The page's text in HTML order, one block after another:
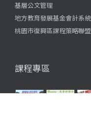
基層公文管理
地方教育發展基金會計系統
桃園市復興區課程策略聯
課程專區